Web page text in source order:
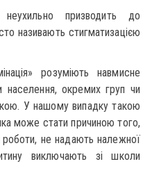
неухильно призводить до
називають стигматизацією
розуміють навмисне
населення, окремих груп чи
У нашому випадку такою
може стати причиною того,
не надають належної
виключають зі школи